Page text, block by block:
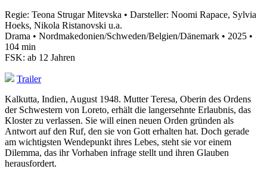
Regie: Teona Strugar Mitevska • Darsteller: Noomi Rapace, Sylvia
Hoeks, Nikola Ristanovski u.a.
Drama • Nordmakedonien/Schweden/Belgien/Dänemark • 2025 •
104 min
FSK: ab 12 Jahren
Trailer
Kalkutta, Indien, August 1948. Mutter Teresa, Oberin des Ordens
der Schwestern von Loreto, erhält die langersehnte Erlaubnis, das
Kloster zu verlassen. Sie will einen neuen Orden gründen als
Antwort auf den Ruf, den sie von Gott erhalten hat. Doch gerade
am wichtigsten Wendepunkt ihres Lebes, steht sie vor einem
Dilemma, das ihr Vorhaben infrage stellt und ihren Glauben
herausfordert.